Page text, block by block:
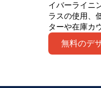
イバーライニ
ラスの使用、
ターや在庫カ
無料のデ